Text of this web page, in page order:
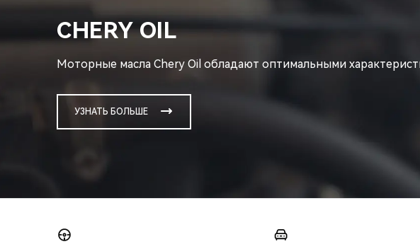
CHERY OIL
Моторные масла Chery Oil обладают оптимальными
УЗНАТЬ БОЛЬШЕ